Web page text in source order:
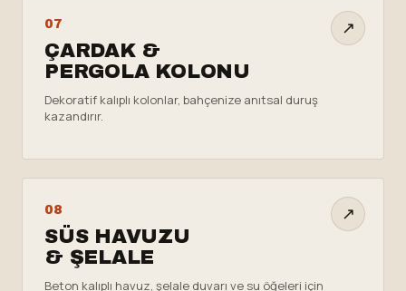
İSTINAT
DUVARI
07
ÇARDAK &
PERGOLA KOLONU
Dekoratif kalıplı kolonlar, bahçenize anıtsal duruş
kazandırır.
↗
08
SÜS HAVUZU
& ŞELALE
Beton kalıplı havuz, şelale duvarı ve su öğeleri için
↗